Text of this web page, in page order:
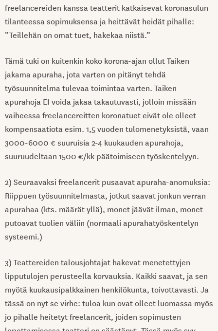
freelancereiden kanssa teatterit katkaisevat koronasulun
tilanteessa sopimuksensa ja heittävät heidät pihalle:
”Teillehän on omat tuet, hakekaa niistä.”
Tämä tuki on kuitenkin koko korona-ajan ollut Taiken
jakama apuraha, jota varten on pitänyt tehdä
työsuunnitelma tulevaa toimintaa varten. Taiken
apurahoja EI voida jakaa takautuvasti, jolloin missään
vaiheessa freelancereitten koronatuet eivät ole olleet
kompensaatiota esim. 1,5 vuoden tulomenetyksistä, vaan
3000-6000 € suuruisia 2-4 kuukauden apurahoja,
suuruudeltaan 1500 €/kk päätoimiseen työskentelyyn.
2) Seuraavaksi freelancerit pusaavat apuraha-anomuksia:
Riippuen työsuunnitelmasta, jotkut saavat jonkun verran
apurahaa (kts. määrät yllä), monet jäävät ilman, monet
putoavat tuolien väliin (normaali apurahatyöskentelyn
systeemi.)
3) Teattereiden talousjohtajat hakevat menetettyjen
lipputulojen perusteella korvauksia. Kaikki saavat, ja sen
myötä kuukausipalkkainen henkilökunta, toivottavasti. Ja
tässä on nyt se virhe: tuloa kun ovat olleet luomassa myös
jo pihalle heitetyt freelancerit, joiden sopimusten